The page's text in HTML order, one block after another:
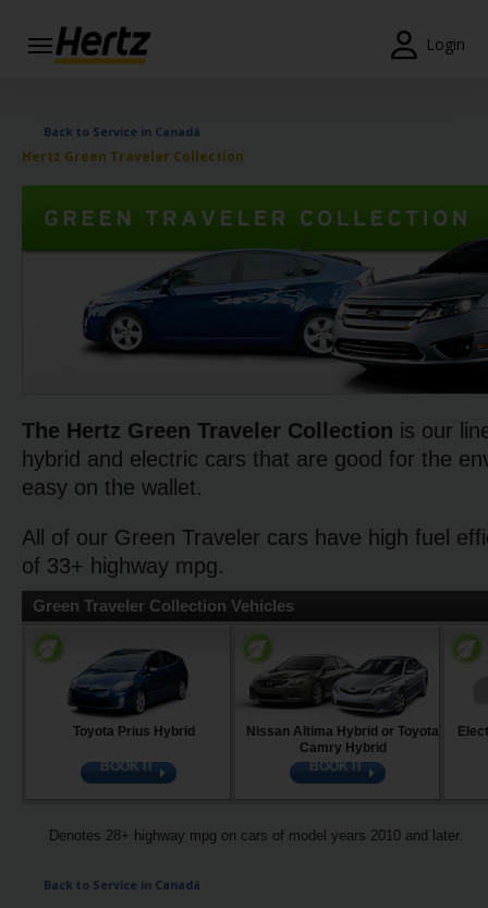
Login
Modificar/Cancelar
Gold
Overview
Ajuda
Carros
Elétricos
Carros
Premium
Produtos
Serviços
Campers
Alugueres
Back to Service in Canadá
Hertz Green Traveler Collection
The Hertz Green Traveler Collection is our
hybrid and electric cars that are good for the
easy on the wallet.
All of our Green Traveler cars have high fuel
of 33+ highway mpg.
Green Traveler Collection Vehicles
Toyota Prius Hybrid
BOOK IT
Nissan Altima Hybrid or Toyota
Camry Hybrid
BOOK IT
Denotes 28+ highway mpg on cars of model years 2010 and later.
Back to Service in Canadá